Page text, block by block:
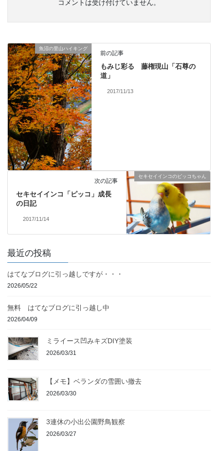
コメントは受け付けていません。
魚沼の里山ハイキング
前の記事
もみじ彩る 藤権現山「石尊の
道」
2017/11/13
セキセイインコのピッコちゃん
次の記事
セキセイインコ「ピッコ」成長
の日記
2017/11/14
最近の投稿
はてなブログに引っ越しですが・・・
2026/05/22
無料 はてなブログに引っ越し中
2026/04/09
ミライース凹みキズDIY塗装
2026/03/31
【メモ】ベランダの雪囲い撤去
2026/03/30
3連休の小出公園野鳥観察
2026/03/27